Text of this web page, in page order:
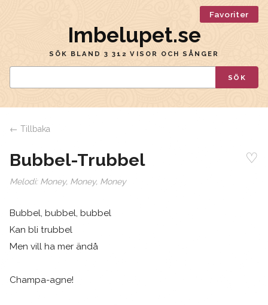
Favoriter
Imbelupet.se
SÖK BLAND 3 312 VISOR OCH SÅNGER
SÖK
← Tillbaka
Bubbel-Trubbel ♡
Melodi: Money, Money, Money
Bubbel, bubbel, bubbel
Kan bli trubbel
Men vill ha mer ändå
Champa-agne!